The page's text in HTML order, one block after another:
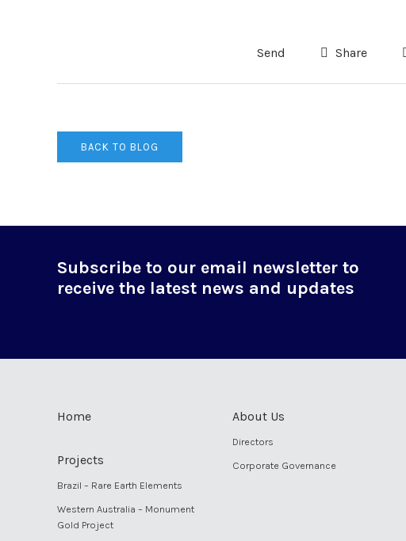
Send Share
BACK TO BLOG
Subscribe to our email newsletter to
receive the latest news and updates
Home
Projects
Brazil – Rare Earth Elements
Western Australia – Monument
Gold Project
About Us
Directors
Corporate Governance